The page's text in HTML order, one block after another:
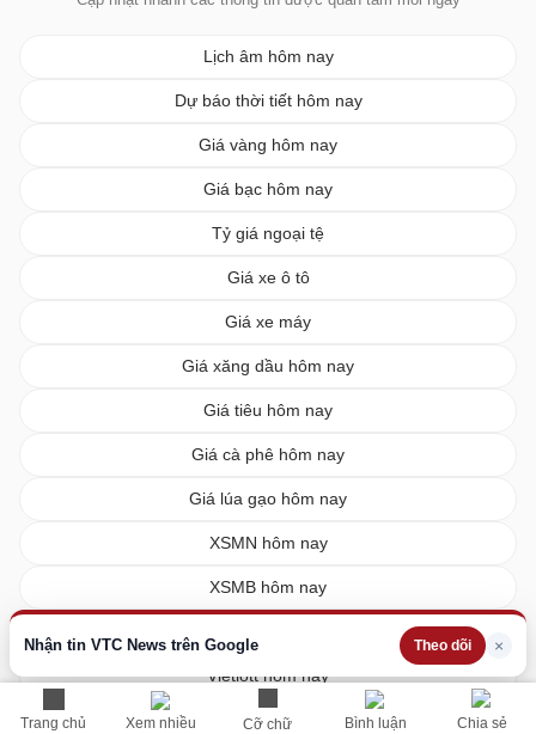
Trang chủ Xem nhiều Cỡ chữ Bình luận Chia sẻ
Nhận tin VTC News trên Google Theo dõi ×
Lịch âm hôm nay
Dự báo thời tiết hôm nay
Giá vàng hôm nay
Giá bạc hôm nay
Tỷ giá ngoại tệ
Giá xe ô tô
Giá xe máy
Giá xăng dầu hôm nay
Giá tiêu hôm nay
Giá cà phê hôm nay
Giá lúa gạo hôm nay
XSMN hôm nay
XSMB hôm nay
Vietlott hôm nay